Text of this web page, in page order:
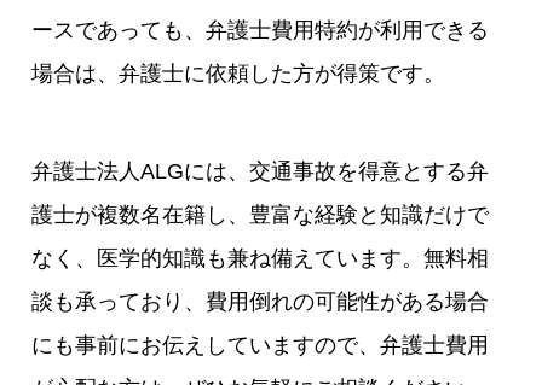
ースであっても、弁護士費用特約が利用できる
場合は、弁護士に依頼した方が得策です。
弁護士法人ALGには、交通事故を得意とする弁
護士が複数名在籍し、豊富な経験と知識だけで
なく、医学的知識も兼ね備えています。無料相
談も承っており、費用倒れの可能性がある場合
にも事前にお伝えしていますので、弁護士費用